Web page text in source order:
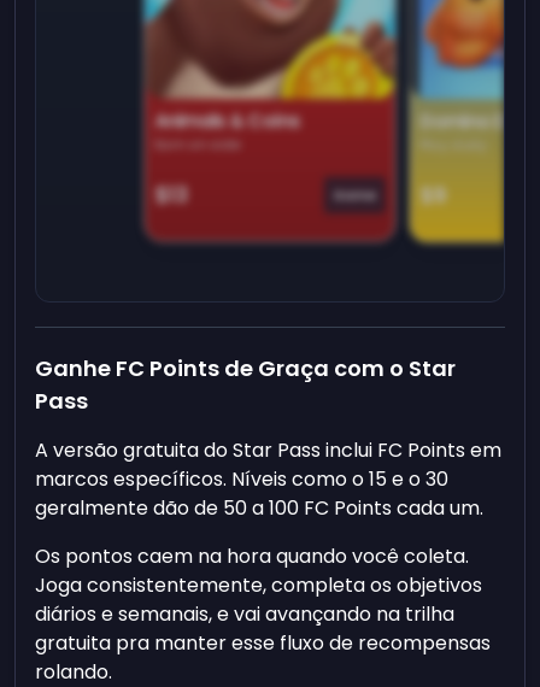
Animals & Coins
Earn on side
$13 Game
Domino
$9
Ganhe FC Points de Graça com o Star
Pass
A versão gratuita do Star Pass inclui FC Points em
marcos específicos. Níveis como o 15 e o 30
geralmente dão de 50 a 100 FC Points cada um.
Os pontos caem na hora quando você coleta.
Joga consistentemente, completa os objetivos
diários e semanais, e vai avançando na trilha
gratuita pra manter esse fluxo de recompensas
rolando.